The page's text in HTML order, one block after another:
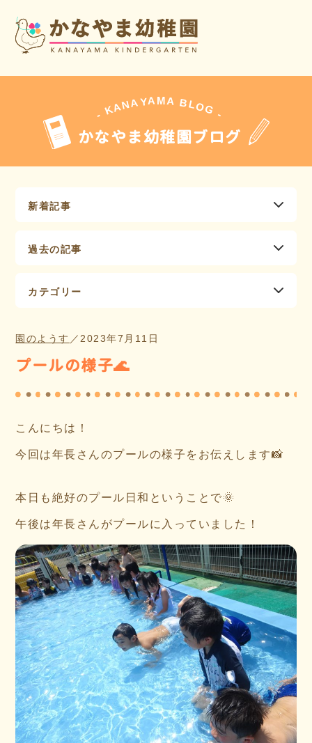
- KANAYA MA BLOG -
かなやま幼稚園ブログ
新着記事
過去の記事
カテゴリー
園のようす ／ 2023年7月11日
プールの様子🌊
こんにちは！
今回は年長さんのプールの様子をお伝えします📸
本日も絶好のプール日和ということで🌞
午後は年長さんがプールに入っていました！